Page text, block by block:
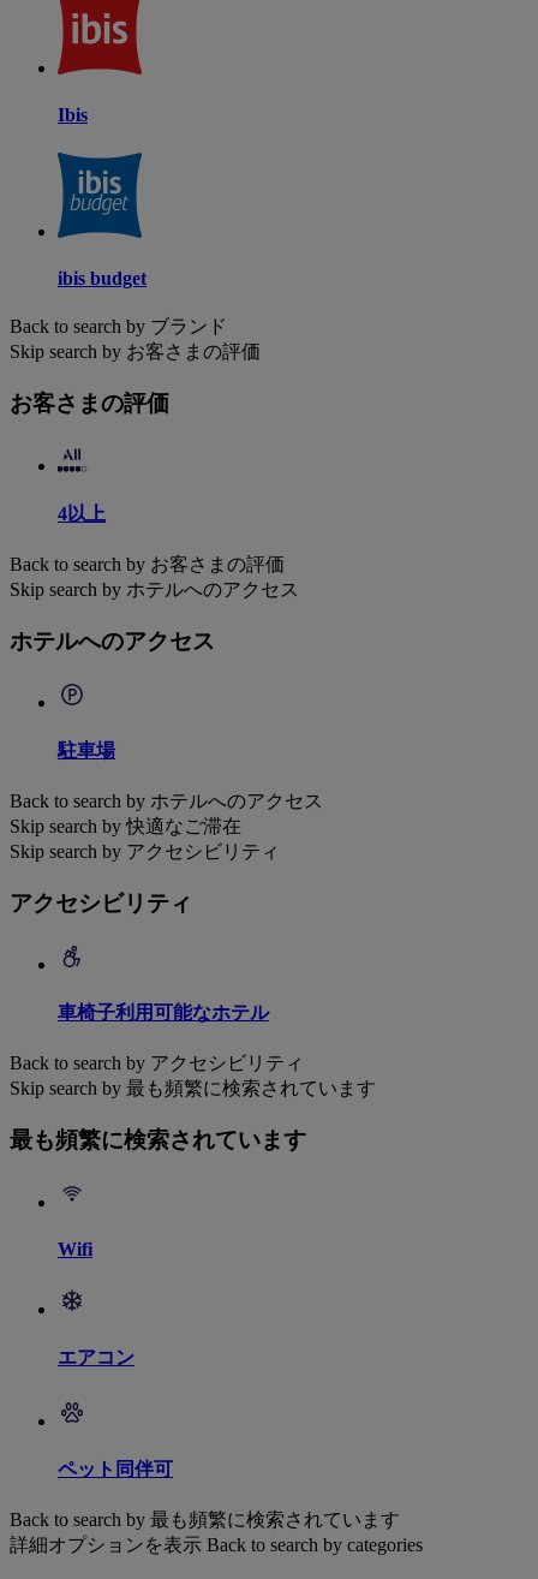
Ibis
ibis budget
Back to search by ブランド
Skip search by お客さまの評価
お客さまの評価
4以上
Back to search by お客さまの評価
Skip search by ホテルへのアクセス
ホテルへのアクセス
駐車場
Back to search by ホテルへのアクセス
Skip search by 快適なご滞在
Skip search by アクセシビリティ
アクセシビリティ
車椅子利用可能なホテル
Back to search by アクセシビリティ
Skip search by 最も頻繁に検索されています
最も頻繁に検索されています
Wifi
エアコン
ペット同伴可
Back to search by 最も頻繁に検索されています
詳細オプションを表示 Back to search by categories